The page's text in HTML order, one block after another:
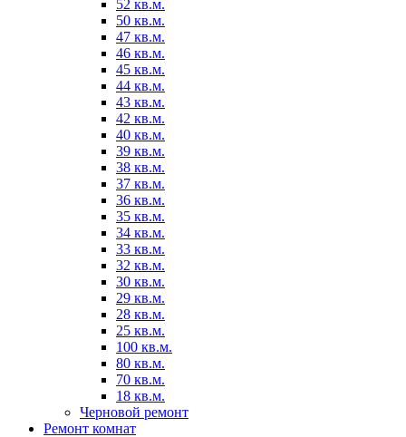
52 кв.м.
50 кв.м.
47 кв.м.
46 кв.м.
45 кв.м.
44 кв.м.
43 кв.м.
42 кв.м.
40 кв.м.
39 кв.м.
38 кв.м.
37 кв.м.
36 кв.м.
35 кв.м.
34 кв.м.
33 кв.м.
32 кв.м.
30 кв.м.
29 кв.м.
28 кв.м.
25 кв.м.
100 кв.м.
80 кв.м.
70 кв.м.
18 кв.м.
Черновой ремонт
Ремонт комнат